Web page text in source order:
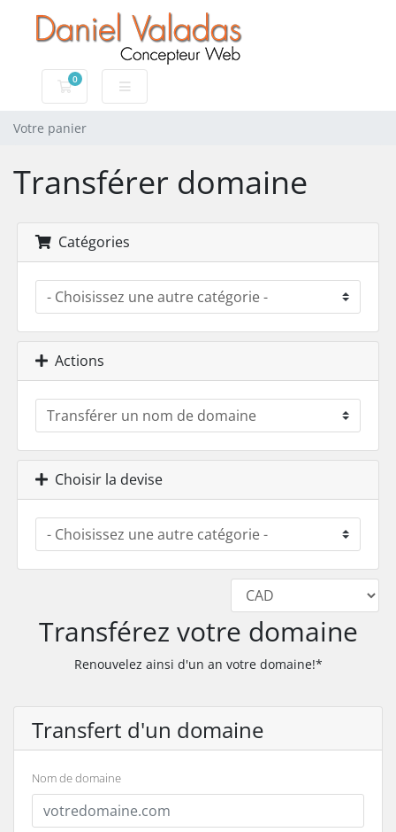
0
Votre panier
Votre panier
Transférer domaine
Catégories
Actions
Choisir la devise
Transférez votre domaine
Renouvelez ainsi d'un an votre domaine!*
Transfert d'un domaine
Nom de domaine